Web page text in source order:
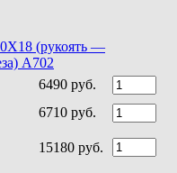
(рукоять —
A702
6490 руб.
6710 руб.
15180 руб.